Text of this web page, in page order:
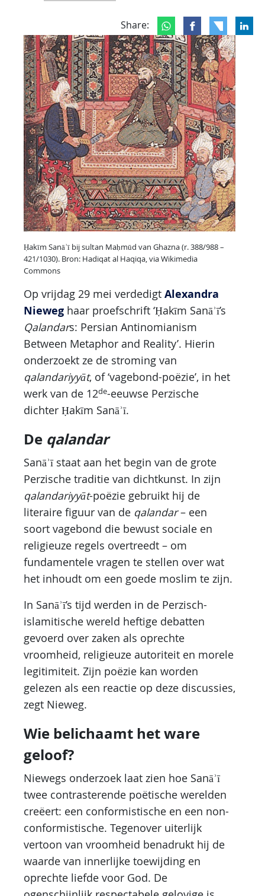
Share:
Ḥakīm Sanāʾī bij sultan Maḥmūd van Ghazna (r. 388/988 –
421/1030). Bron: Hadiqat al Haqiqa, via Wikimedia
Commons
Op vrijdag 29 mei verdedigt Alexandra
Nieweg haar proefschrift ‘Ḥakīm Sanāʾī’s
Qalandars: Persian Antinomianism
Between Metaphor and Reality’. Hierin
onderzoekt ze de stroming van
qalandariyyāt, of ‘vagebond-poëzie’, in het
werk van de 12de-eeuwse Perzische
dichter Ḥakīm Sanāʾī.
De qalandar
Sanāʾī staat aan het begin van de grote
Perzische traditie van dichtkunst. In zijn
qalandariyyāt-poëzie gebruikt hij de
literaire figuur van de qalandar– een
soort vagebond die bewust sociale en
religieuze regels overtreedt – om
fundamentele vragen te stellen over wat
het inhoudt om een goede moslim te zijn.
In Sanāʾī’s tijd werden in de Perzisch-
islamitische wereld heftige debatten
gevoerd over zaken als oprechte
vroomheid, religieuze autoriteit en morele
legitimiteit. Zijn poëzie kan worden
gelezen als een reactie op deze discussies,
zegt Nieweg.
Wie belichaamt het ware
geloof?
Niewegs onderzoek laat zien hoe Sanāʾī
twee contrasterende poëtische werelden
creëert: een conformistische en een non-
conformistische. Tegenover uiterlijk
vertoon van vroomheid benadrukt hij de
waarde van innerlijke toewijding en
oprechte liefde voor God. De